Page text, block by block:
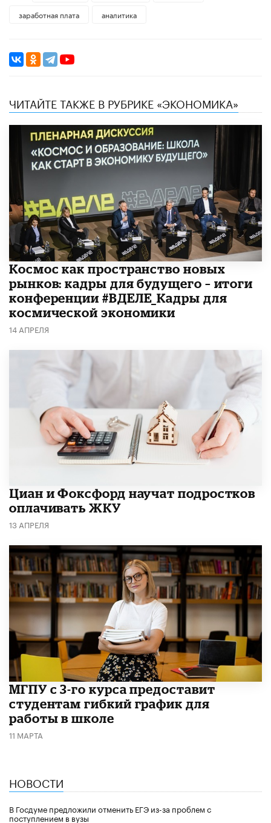
заработная плата
аналитика
ЧИТАЙТЕ ТАКЖЕ В РУБРИКЕ «ЭКОНОМИКА»
Космос как пространство новых
рынков: кадры для будущего – итоги
конференции #ВДЕЛЕ_Кадры для
космической экономики
14 АПРЕЛЯ
Циан и Фоксфорд научат подростков
оплачивать ЖКУ
13 АПРЕЛЯ
МГПУ с 3-го курса предоставит
студентам гибкий график для
работы в школе
11 МАРТА
НОВОСТИ
В Госдуме предложили отменить ЕГЭ из-за проблем с
поступлением в вузы